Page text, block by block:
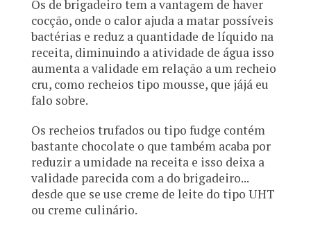
Os de brigadeiro tem a vantagem de haver
cocção, onde o calor ajuda a matar possíveis
bactérias e reduz a quantidade de líquido na
receita, diminuindo a atividade de água isso
aumenta a validade em relação a um recheio
cru, como recheios tipo mousse, que jájá eu
falo sobre.
Os recheios trufados ou tipo fudge contém
bastante chocolate o que também acaba por
reduzir a umidade na receita e isso deixa a
validade parecida com a do brigadeiro...
desde que se use creme de leite do tipo UHT
ou creme culinário.